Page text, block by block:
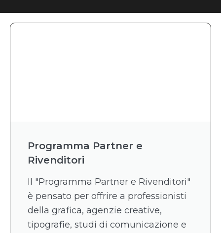
Programma Partner e
Rivenditori
Il "Programma Partner e Rivenditori"
è pensato per offrire a professionisti
della grafica, agenzie creative,
tipografie, studi di comunicazione e